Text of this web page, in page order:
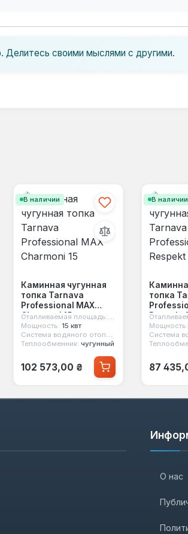
Делитесь своими мыслями с другими.
В наличии
Каминная чугунная
топка Tarnava
Professional MAX
Charmoni 15
Отапливаемая площадь:150 м²
Мощность: 15 квт
Система водяного отопления:
Теплообменник: чугунный
Обычная цена:
102 573,00 ₴
В наличии
топка
Respekt
Мощность:
87
О нас